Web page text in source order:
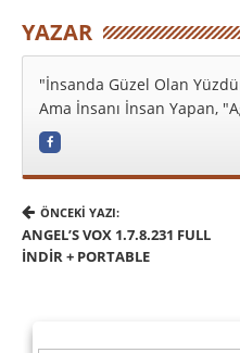
YAZAR
"İnsanda Güzel Olan
Ama İnsanı İnsan Yapan,
ÖNCEKI YAZI:
ANGEL’S VOX 1.7.8.231 FULL
İNDIR + PORTABLE